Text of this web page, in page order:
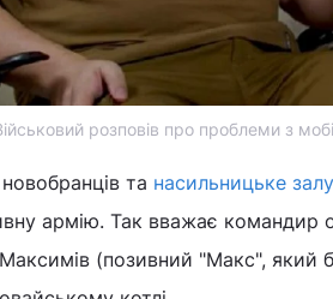
розповів про проблеми з
та насильницьке
армію. Так вважає командир
(позивний "Макс", який